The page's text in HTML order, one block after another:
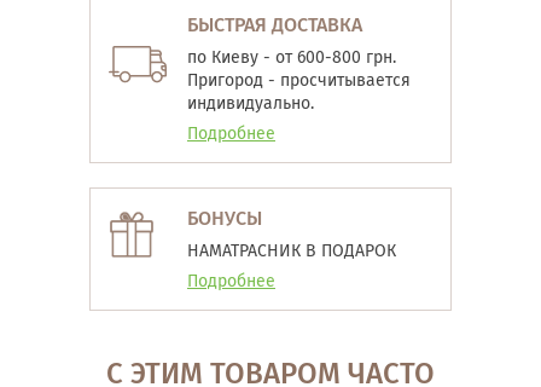
БЫСТРАЯ ДОСТАВКА
по Киеву - от 600-800 грн.
Пригород - просчитывается
индивидуально.
Подробнее
БОНУСЫ
НАМАТРАСНИК В ПОДАРОК
Подробнее
С ЭТИМ ТОВАРОМ ЧАСТО